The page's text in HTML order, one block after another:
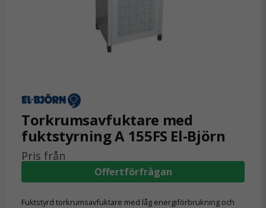
Torkrumsavfuktare med
fuktstyrning A 155FS El-Björn
Pris från
Offertförfrågan
Fuktstyrd torkrumsavfuktare med låg energiförbrukning och